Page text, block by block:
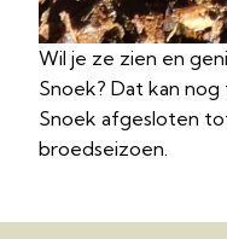
Wil je ze zien en
Snoek? Dat kan
Snoek afgesloten
broedseizoen.